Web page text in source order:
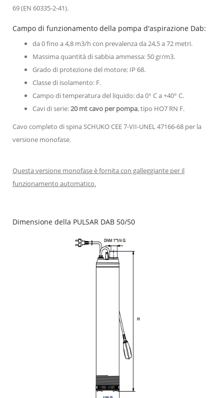
69 (EN 60335-2-41).
Campo di funzionamento della pompa d'aspirazione Dab:
da 0 fino a 4,8 m3/h con prevalenza da 24,5 a 72 metri.
Massima quantità di sabbia ammessa: 50 gr/m3.
Grado di protezione del motore: IP 68.
Classe di isolamento: F.
Campo di temperatura del liquido: da 0° C a +40° C.
Cavi di serie:20 mt cavo per pompa, tipo HO7 RN F.
Cavo completo di spina SCHUKO CEE 7-VII-UNEL 47166-68 per la
versione monofase.
Questa versione monofase è fornita con galleggiante per il
funzionamento automatico.
Dimensione della PULSAR DAB 50/50